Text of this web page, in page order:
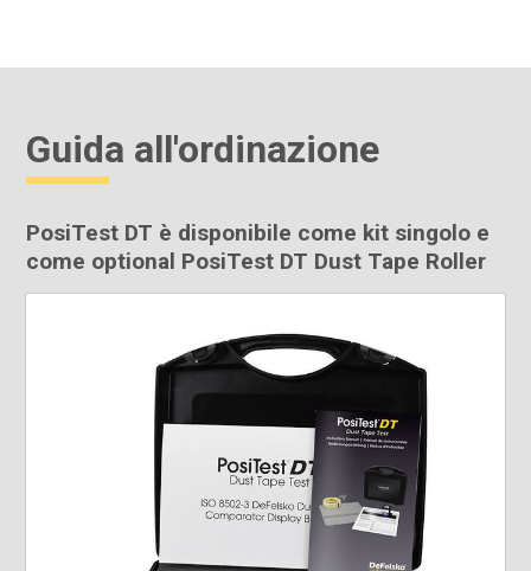
Guida all'ordinazione
PosiTest DT è disponibile come kit singolo e
come optional PosiTest DT Dust Tape Roller